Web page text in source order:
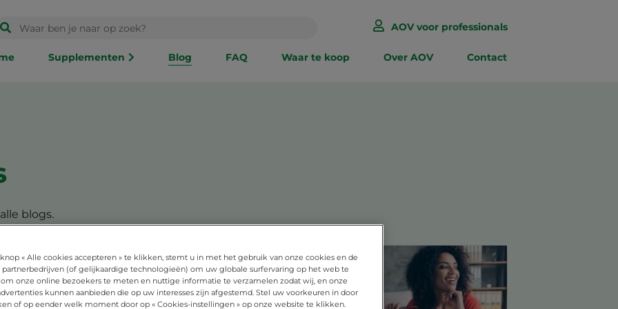
AOV voor professionals
Supplementen Blog FAQ Waar te koop Over AOV Contact
blogs.
« Alle cookies accepteren » te klikken, stemt u in met het gebruik van onze cookies en de
partnerbedrijven (of gelijkaardige technologieën) om uw globale surfervaring op het web te
onze online bezoekers te meten en nuttige informatie te verzamelen zodat wij, en onze
kunnen aanbieden die op uw interesses zijn afgestemd. Stel uw voorkeuren in door
of op eender welk moment door op « Cookies-instellingen » op onze website te klikken.